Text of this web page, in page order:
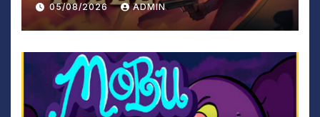
05/08/2026 ADMIN